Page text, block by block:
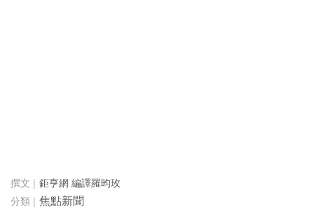
鉅亨網 編譯羅昀玫
焦點新聞